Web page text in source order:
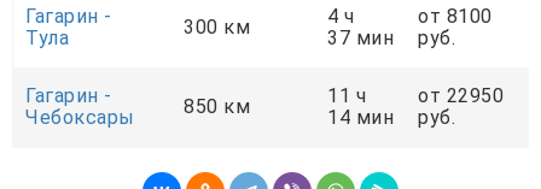
Гагарин -
Тула
300 км
4 ч
37 мин
от 8100
руб.
Гагарин -
Чебоксары
850 км
11 ч
14 мин
от 22950
руб.